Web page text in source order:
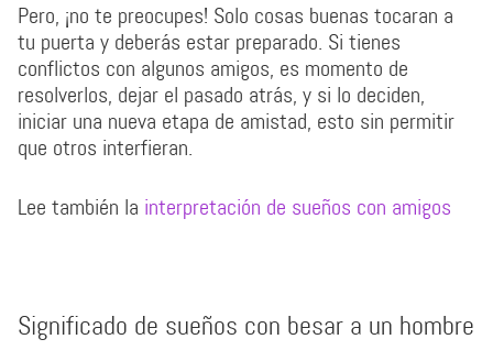
Pero, ¡no te preocupes! Solo cosas buenas tocaran a
tu puerta y deberás estar preparado. Si tienes
conflictos con algunos amigos, es momento de
resolverlos, dejar el pasado atrás, y si lo deciden,
iniciar una nueva etapa de amistad, esto sin permitir
que otros interfieran.
Lee también la interpretación de sueños con amigos
Significado de sueños con besar a un hombre